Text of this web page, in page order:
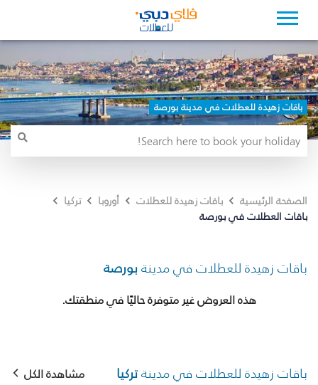
باقات زهيدة للعطلات في مدينة بورصة
الصفحة الرئيسية باقات زهيدة للعطلات أوروبا
تركيا
باقات العطلات في بورصة
باقات زهيدة للعطلات في مدينة بورصة
هذه العروض غير متوفرة حاليًا في منطقتك.
باقات زهيدة للعطلات في مدينةتركيا مشاهدة الكل